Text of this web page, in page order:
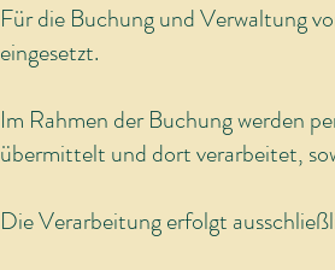
Für die Buchung und Verwaltung
eingesetzt.
Im Rahmen der Buchung werden
übermittelt und dort verarbeitet,
Die Verarbeitung erfolgt